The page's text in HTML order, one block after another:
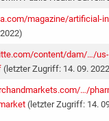
magazine/artificial-
content/dam/…/
(letzter Zugriff: 14. 09.
…/
(letzter Zugriff: 14.